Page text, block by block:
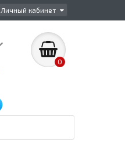
Личный кабинет
0